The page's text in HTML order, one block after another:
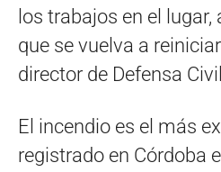
los trabajos en el
que se vuelva a
director de Defensa
El incendio es el más
registrado en Córdoba